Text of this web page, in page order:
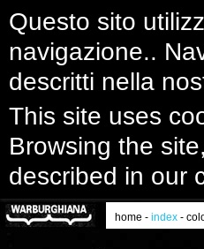
Questo sito
navigazione..
descritti nella
This site uses
Browsing the
described in our
home - index -